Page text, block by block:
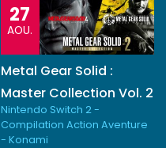
27
AOU.
Metal Gear Solid :
Master Collection Vol. 2
Nintendo Switch 2 -
Compilation Action Aventure
- Konami